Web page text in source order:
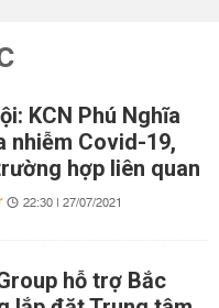
KCN Phú Nghĩa
nhiễm Covid-19,
hợp liên quan
22:30 | 27/07/2021
hỗ trợ Bắc